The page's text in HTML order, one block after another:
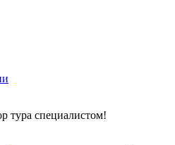
тура специалистом!